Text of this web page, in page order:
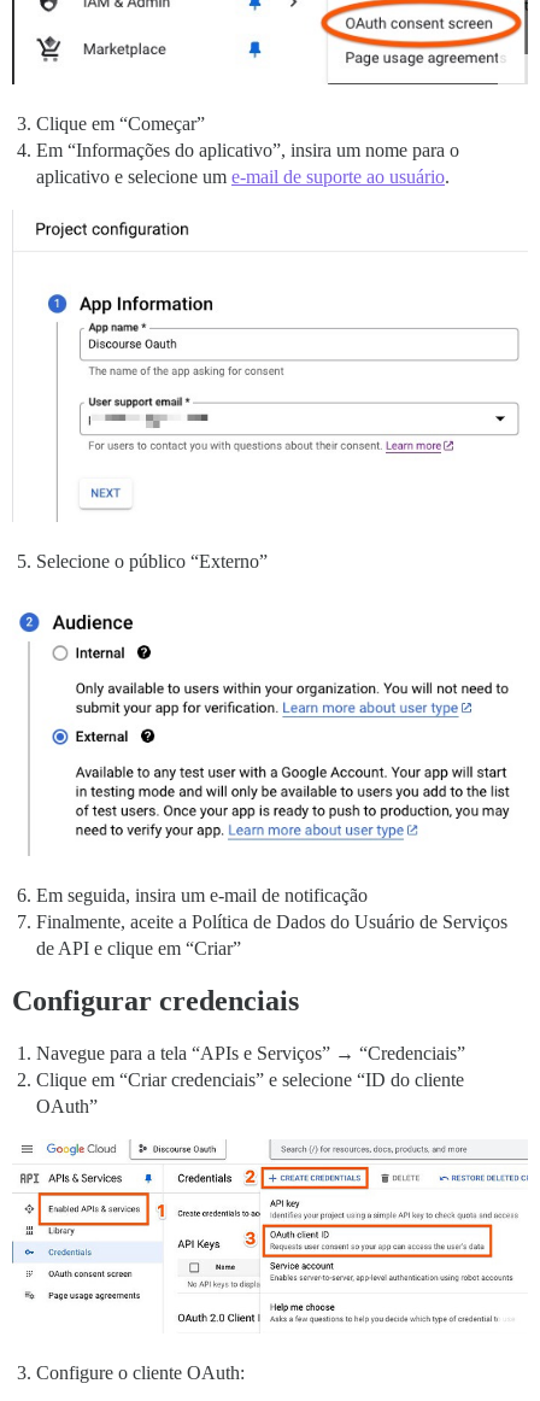
Clique em “Começar”
Em “Informações do aplicativo”, insira um nome para o
aplicativo e selecione um e-mail de suporte ao usuário.
Selecione o público “Externo”
Em seguida, insira um e-mail de notificação
Finalmente, aceite a Política de Dados do Usuário de Serviços
de API e clique em “Criar”
Configurar credenciais
Navegue para a tela “APIs e Serviços” → “Credenciais”
Clique em “Criar credenciais” e selecione “ID do cliente
OAuth”
Configure o cliente OAuth: